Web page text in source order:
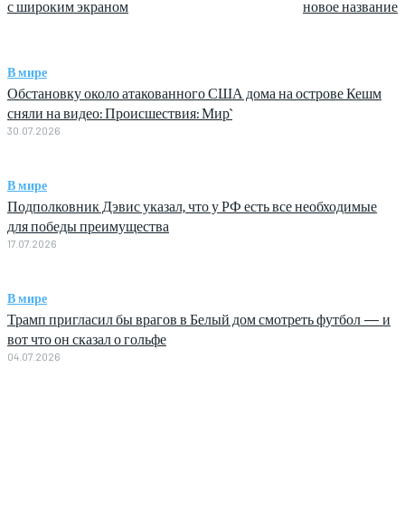
с широким экраном новое название
В мире
Обстановку около атакованного США дома на острове Кешм
сняли на видео: Происшествия: Мир`
30.07.2026
В мире
Подполковник Дэвис указал, что у РФ есть все необходимые
для победы преимущества
17.07.2026
В мире
Трамп пригласил бы врагов в Белый дом смотреть футбол — и
вот что он сказал о гольфе
04.07.2026